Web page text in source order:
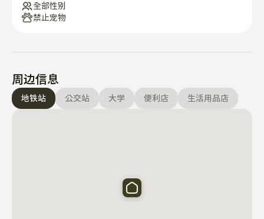
全部性别
禁止宠物
周边信息
地铁站 公交站 大学 便利店 生活用品店